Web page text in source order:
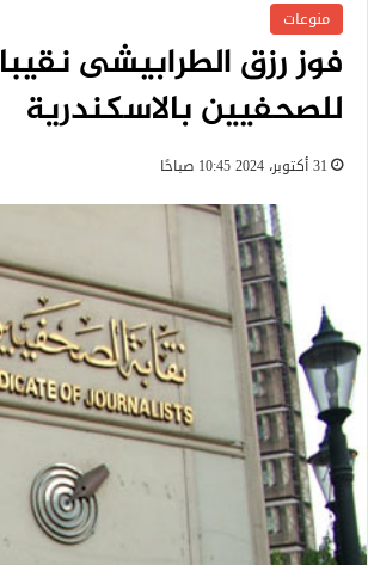
منوعات
فوز رزق الطرابيشى نقيبا
للصحفيين بالاسكندرية
31 أكتوبر، 2024 10:45 صباحًا